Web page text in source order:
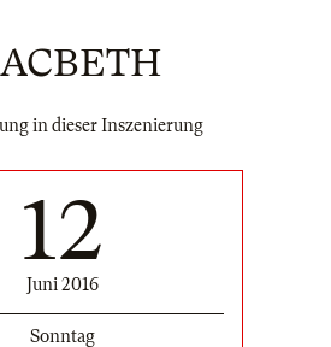
in dieser Inszenierung
12
Juni 2016
Sonntag